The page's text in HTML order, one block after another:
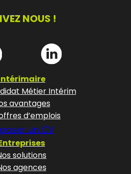
NOUS !
Métier Intérim
avantages
d’emplois
un CV
solutions
agences